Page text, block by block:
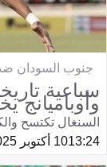
جنوب السودان
سباعية
السنغال تكتسح
13:2410 أكتوبر 2025